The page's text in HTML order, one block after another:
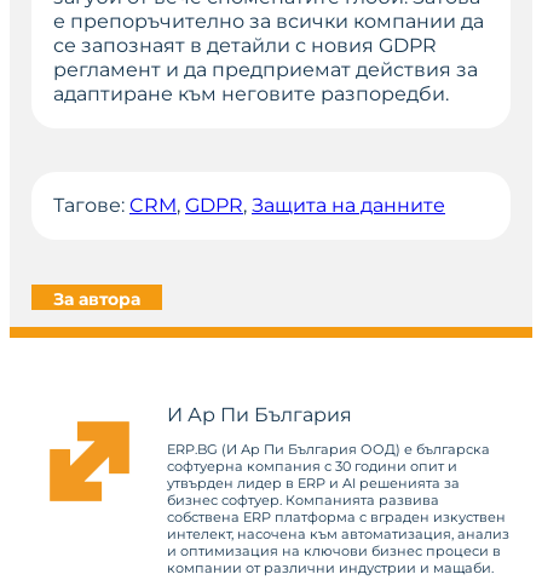
е препоръчително за всички компании да
се запознаят в детайли с новия GDPR
регламент и да предприемат действия за
адаптиране към неговите разпоредби.
Тагове: CRM, GDPR, Защита на данните
За автора
И Ар Пи България
ERP.BG (И Ар Пи България ООД) е българска
софтуерна компания с 30 години опит и
утвърден лидер в ERP и AI решенията за
бизнес софтуер. Компанията развива
собствена ERP платформа с вграден изкуствен
интелект, насочена към автоматизация, анализ
и оптимизация на ключови бизнес процеси в
компании от различни индустрии и мащаби.